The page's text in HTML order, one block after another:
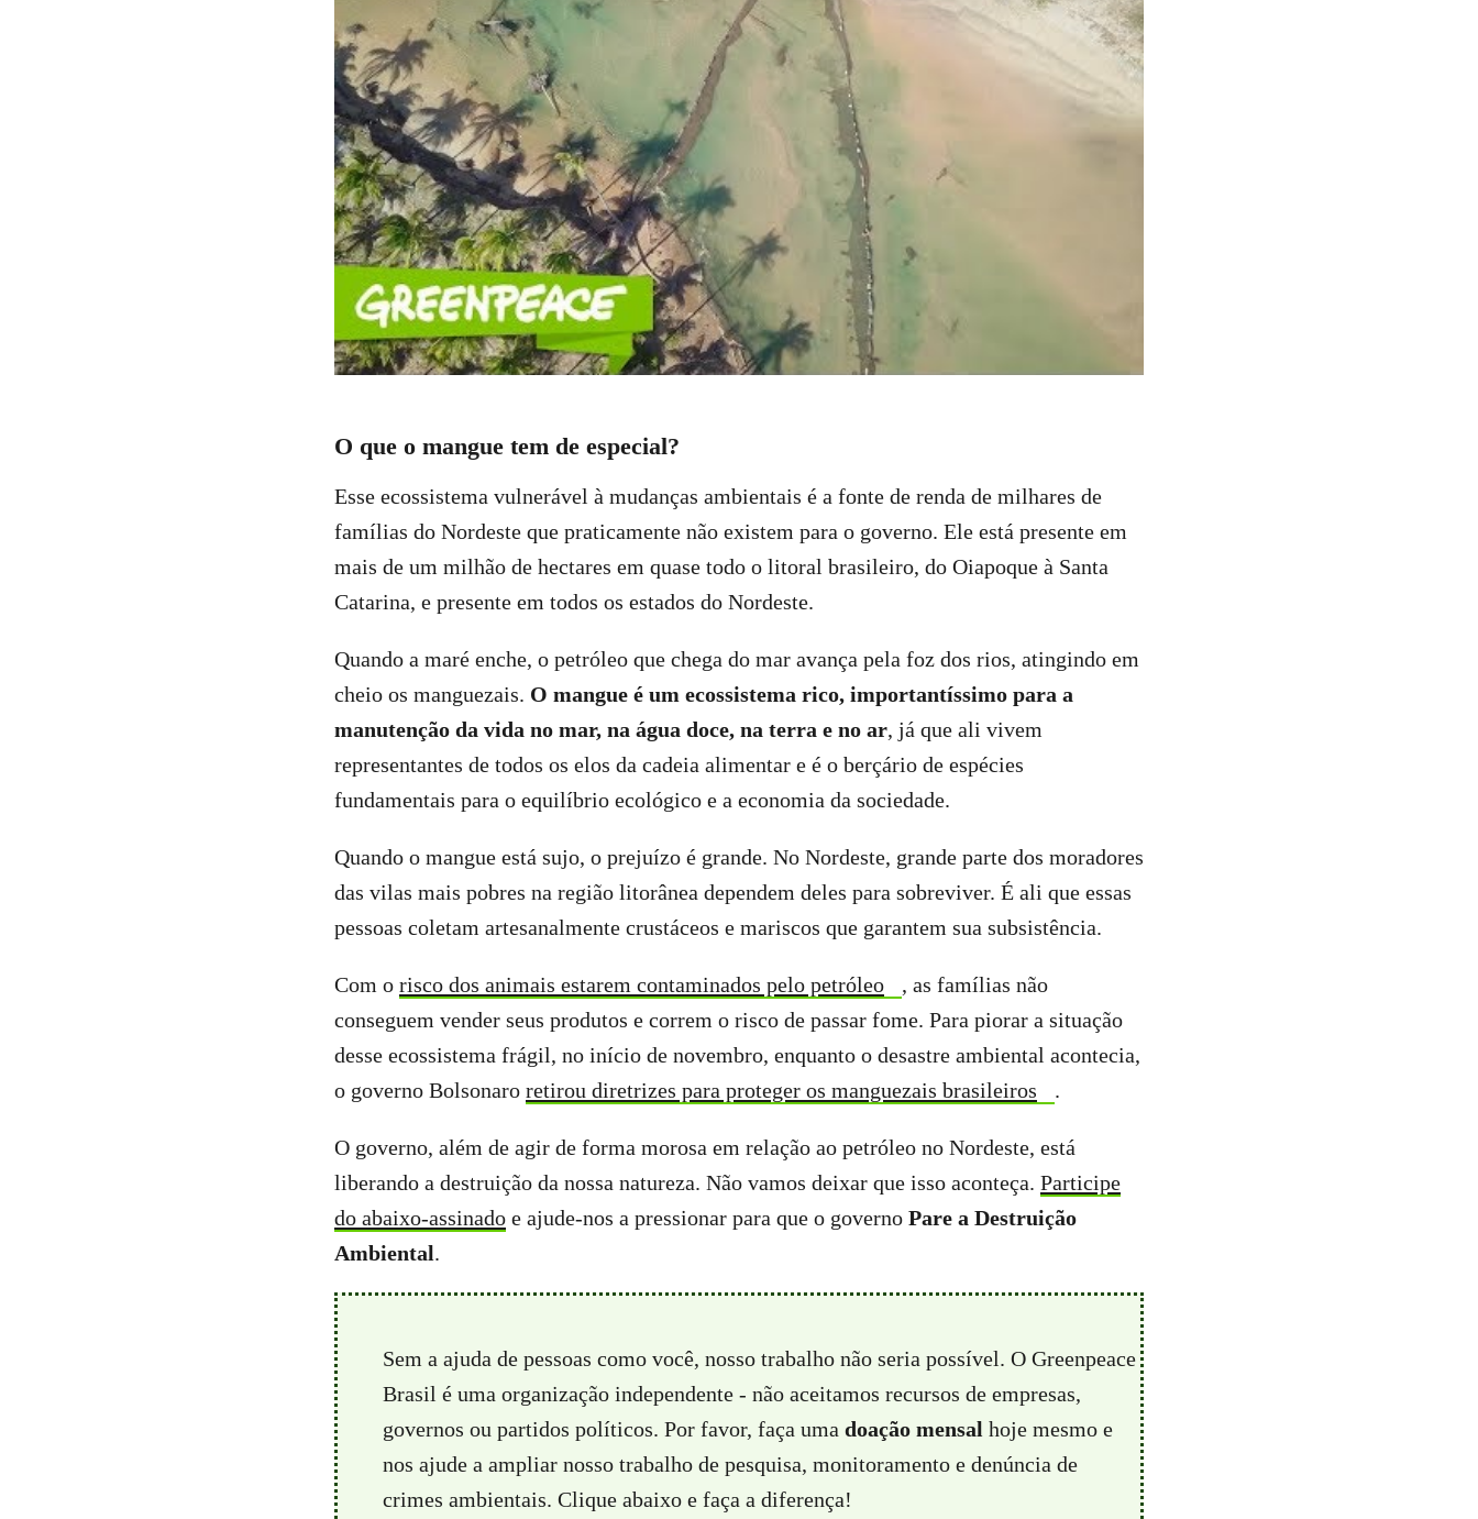
O que o mangue tem de especial?
Esse ecossistema vulnerável à mudanças ambientais é a fonte de renda de milhares de
famílias do Nordeste que praticamente não existem para o governo. Ele está presente em
mais de um milhão de hectares em quase todo o litoral brasileiro, do Oiapoque à Santa
Catarina, e presente em todos os estados do Nordeste.
Quando a maré enche, o petróleo que chega do mar avança pela foz dos rios, atingindo em
cheio os manguezais. O mangue é um ecossistema rico, importantíssimo para a
manutenção da vida no mar, na água doce, na terra e no ar, já que ali vivem
representantes de todos os elos da cadeia alimentar e é o berçário de espécies
fundamentais para o equilíbrio ecológico e a economia da sociedade.
Quando o mangue está sujo, o prejuízo é grande. No Nordeste, grande parte dos moradores
das vilas mais pobres na região litorânea dependem deles para sobreviver. É ali que essas
pessoas coletam artesanalmente crustáceos e mariscos que garantem sua subsistência.
Com o risco dos animais estarem contaminados pelo petróleo
, as famílias não
conseguem vender seus produtos e correm o risco de passar fome. Para piorar a situação
desse ecossistema frágil, no início de novembro, enquanto o desastre ambiental acontecia,
o governo Bolsonaro retirou diretrizes para proteger os manguezais brasileiros .
O governo, além de agir de forma morosa em relação ao petróleo no Nordeste, está
liberando a destruição da nossa natureza. Não vamos deixar que isso aconteça. Participe
do abaixo-assinado e ajude-nos a pressionar para que o governo Pare a Destruição
Ambiental.
Sem a ajuda de pessoas como você, nosso trabalho não seria possível. O Greenpeace
Brasil é uma organização independente - não aceitamos recursos de empresas,
governos ou partidos políticos. Por favor, faça uma doação mensal hoje mesmo e
nos ajude a ampliar nosso trabalho de pesquisa, monitoramento e denúncia de
crimes ambientais. Clique abaixo e faça a diferença!